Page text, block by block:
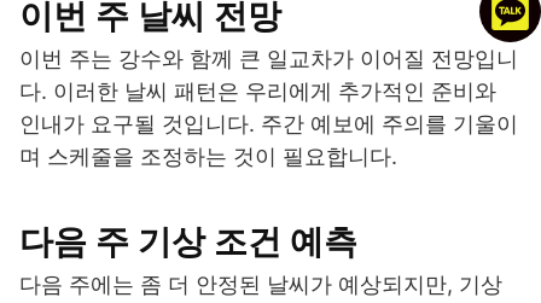
이번 주 날씨 전망
이번 주는 강수와 함께 큰 일교차가 이어질 전망입니
다. 이러한 날씨 패턴은 우리에게 추가적인 준비와
인내가 요구될 것입니다. 주간 예보에 주의를 기울이
며 스케줄을 조정하는 것이 필요합니다.
다음 주 기상 조건 예측
다음 주에는 좀 더 안정된 날씨가 예상되지만, 기상